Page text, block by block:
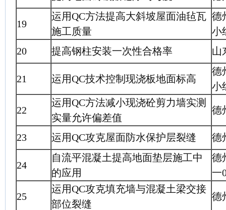
19
运用QC方法提高大斜坡屋面油毡瓦
施工质量
德
小
20
提高钢柱安装一次性合格率 山
21 运用QC技术控制现浇板地面标高
德
小
22
运用QC方法减小现浇砼剪力墙实测
实量允许偏差值
德
23 运用QC攻克屋面防水保护层裂缝 德
24
自流平混凝土提高地面垫层施工中
的应用
德
一
25
运用QC攻克填充墙与混凝土梁交接
部位裂缝
德